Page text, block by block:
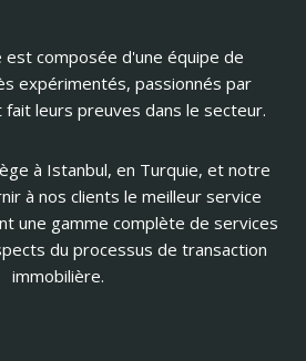
composée d'une équipe de
expérimentés, passionnés par
leurs preuves dans le secteur.
à Istanbul, en Turquie, et notre
à nos clients le meilleur service
une gamme complète de services
du processus de transaction
immobilière.